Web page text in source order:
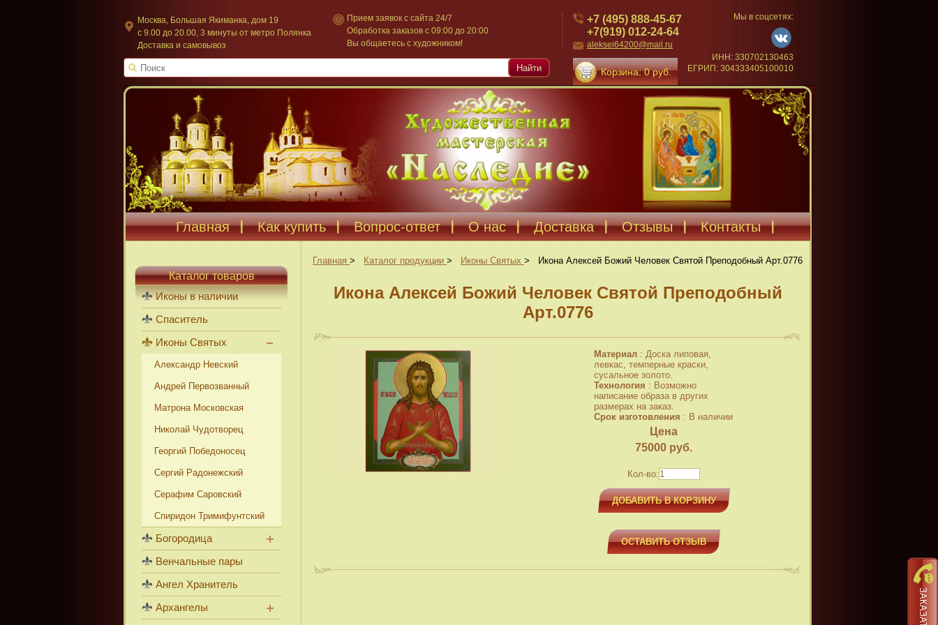
Москва, Большая Якиманка, дом 19
c 9.00 до 20.00, 3 минуты от метро Полянка
Доставка и самовывоз
Прием заявок с сайта 24/7
Обработка заказов с 09:00 до 20:00
Вы общаетесь с художником!
+7 (495) 888-45-67
+7(919) 012-24-64
aleksei64200@mail.ru
Корзина: 0 руб.
Мы в соцсетях:
ИНН: 330702130463
ЕГРИП: 304333405100010
Найти
Главная Как купить Вопрос-ответ О нас Доставка Отзывы Контакты
Главная > Каталог продукции > Иконы Святых > Икона Алексей Божий Человек Святой Преподобный Арт.0776
Икона Алексей Божий Человек Святой Преподобный
Арт.0776
Материал : Доска липовая,
левкас, темперные краски,
сусальное золото.
Технология : Возможно
написание образа в других
размерах на заказ.
Срок изготовления : В наличии
Цена
75000 руб.
Кол-во:
ДОБАВИТЬ В КОРЗИНУ
ОСТАВИТЬ ОТЗЫВ
Каталог товаров
Иконы в наличии
Спаситель
Иконы Святых
Александр Невский
Андрей Первозванный
Матрона Московская
Николай Чудотворец
Георгий Победоносец
Сергий Радонежский
Серафим Саровский
Спиридон Тримифунтский
Богородица
Венчальные пары
Ангел Хранитель
Архангелы